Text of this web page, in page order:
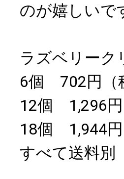
のが嬉しいで
ラズベリーク
6個 702円（
12個 1,296円
18個 1,944円
すべて送料別